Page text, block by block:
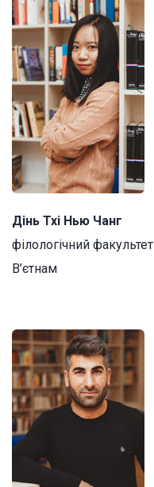
Дінь Тхі Нью Чанг
філологічний факультет
В’єтнам